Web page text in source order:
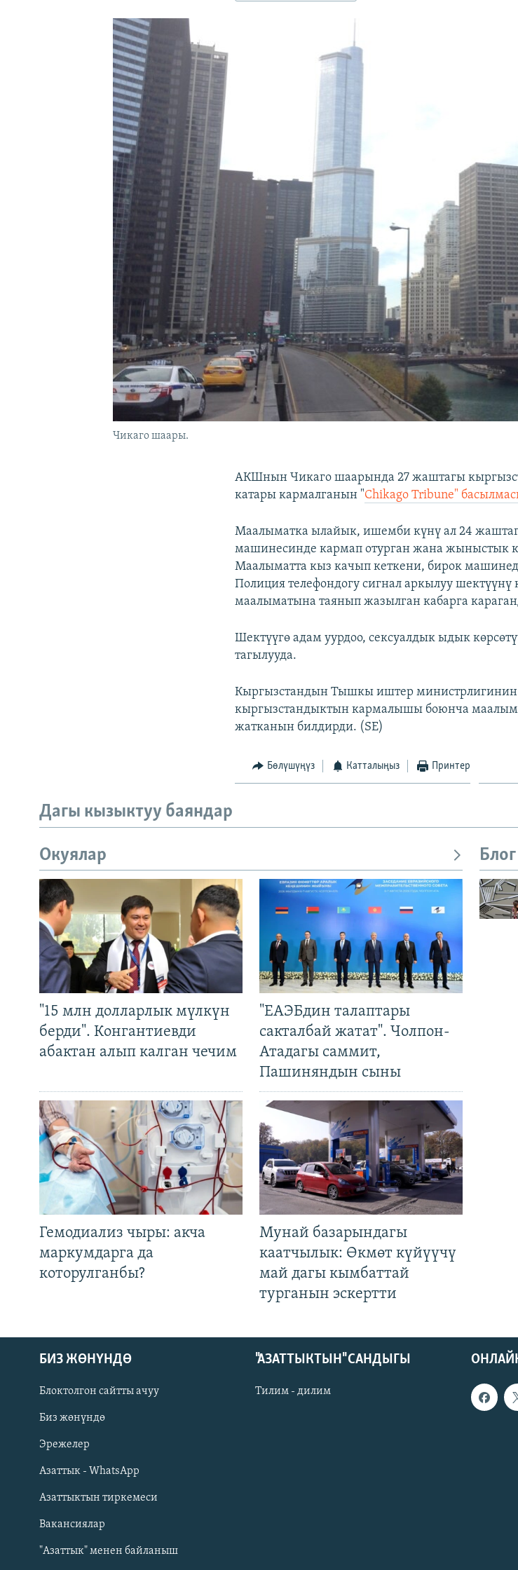
ЫҢГАЙСЫЗ СУРООЛОР
Русский
ОНЛАЙН ШЕРИНЕ
Чикаго шаары.
АКШнын Чикаго шаарында 27 жаштагы
катары кармалганын "Chikago Tribune"
Маалыматка ылайык, ишемби күнү ал 24
машинесинде кармап отурган жана жыныстык
Маалыматта кыз качып кеткени, бирок
Полиция телефондогу сигнал аркылуу шектүүнү
маалыматына таянып жазылган кабарга
Шектүүгө адам уурдоо, сексуалдык ыдык
тагылууда.
Кыргызстандын Тышкы иштер министрлигинин
кыргызстандыктын кармалышы боюнча
жатканын билдирди. (SE)
Бөлүшүңүз Катталыңыз Принтер
Дагы кызыктуу баяндар
Окуялар
"15 млн долларлык мүлкүн
берди". Конгантиевди
абактан алып калган чечим
"ЕАЭБдин талаптары
сакталбай жатат". Чолпон-
Атадагы саммит,
Пашиняндын сыны
Гемодиализ чыры: акча
маркумдарга да
которулганбы?
Мунай базарындагы
каатчылык: Өкмөт күйүүчү
май дагы кымбаттай
турганын эскертти
БИЗ ЖӨНҮНДӨ
Блоктолгон сайтты ачуу
Биз жөнүндө
Эрежелер
Азаттык - WhatsApp
Азаттыктын тиркемеси
Вакансиялар
"Азаттык" менен байланыш
"АЗАТТЫКТЫН" САНДЫГЫ
Тилим - дилим